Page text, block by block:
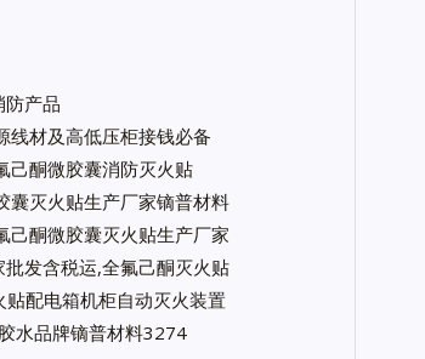
防产品
线材及高低压柜接钱必备
己酮微胶囊消防灭火贴
灭火贴生产厂家镝普材料
酮微胶囊灭火贴生产厂家
发含税运,全氟己酮灭火贴
配电箱机柜自动灭火装置
水品牌镝普材料3274